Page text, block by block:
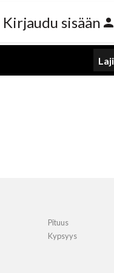
Kirjaudu sisään
Pituus
Kypsyys